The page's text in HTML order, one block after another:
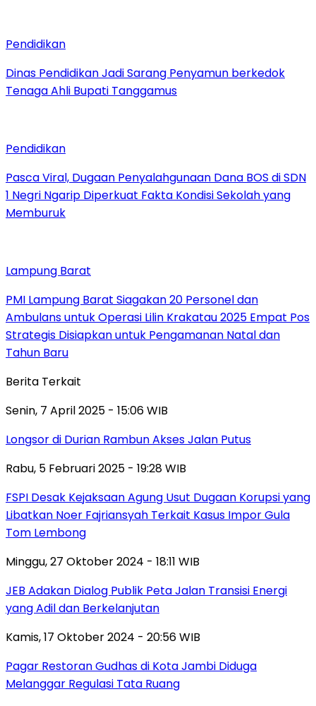
Pendidikan
Dinas Pendidikan Jadi Sarang Penyamun berkedok
Tenaga Ahli Bupati Tanggamus
Pendidikan
Pasca Viral, Dugaan Penyalahgunaan Dana BOS di SDN
1 Negri Ngarip Diperkuat Fakta Kondisi Sekolah yang
Memburuk
Lampung Barat
PMI Lampung Barat Siagakan 20 Personel dan
Ambulans untuk Operasi Lilin Krakatau 2025 Empat Pos
Strategis Disiapkan untuk Pengamanan Natal dan
Tahun Baru
Berita Terkait
Senin, 7 April 2025 - 15:06 WIB
Longsor di Durian Rambun Akses Jalan Putus
Rabu, 5 Februari 2025 - 19:28 WIB
FSPI Desak Kejaksaan Agung Usut Dugaan Korupsi yang
Libatkan Noer Fajriansyah Terkait Kasus Impor Gula
Tom Lembong
Minggu, 27 Oktober 2024 - 18:11 WIB
JEB Adakan Dialog Publik Peta Jalan Transisi Energi
yang Adil dan Berkelanjutan
Kamis, 17 Oktober 2024 - 20:56 WIB
Pagar Restoran Gudhas di Kota Jambi Diduga
Melanggar Regulasi Tata Ruang